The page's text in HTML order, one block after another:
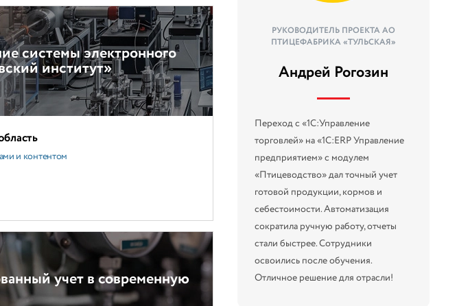
системы электронного
институт»
и контентом
учет в современную
РУКОВОДИТЕЛЬ ПРОЕКТА АО
ПТИЦЕФАБРИКА «ТУЛЬСКАЯ»
Андрей Рогозин
Переход с «1С:Управление
торговлей» на «1С:ERP Управление
предприятием» с модулем
«Птицеводство» дал точный учет
готовой продукции, кормов и
себестоимости. Автоматизация
сократила ручную работу, отчеты
стали быстрее. Сотрудники
освоились после обучения.
Отличное решение для отрасли!